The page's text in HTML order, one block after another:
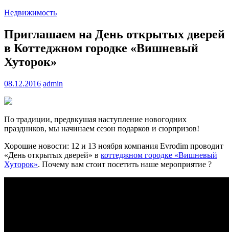
Недвижимость
Приглашаем на День открытых дверей
в Коттеджном городке «Вишневый
Хуторок»
08.12.2016 admin
По традиции, предвкушая наступление новогодних
праздников, мы начинаем сезон подарков и сюрпризов!
Хорошие новости: 12 и 13 ноября компания Evrodim проводит
«День открытых дверей» в коттеджном городке «Вишневый
Хуторок». Почему вам стоит посетить наше мероприятие ?